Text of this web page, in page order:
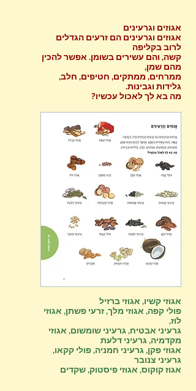
אגוזים וגרעינים
אגוזים וגרעינים הם זרעים הגדלים
לרוב בקליפה
קשה, והם עשירים בשומן. אפשר להכין
מהם שמן,
ממרחים, ממתקים, חטיפים, חלב,
גלידות וגבינות.
מה בא לך לאכול עכשיו?
אגוזי קשיו, אגוזי ברזיל
פולי קפה, אגוזי מלך, זרעי פשתן, אגוזי
לוז,
גרעיני אבטיח, גרעיני שומשום, אגוזי
מקדמיה, גרעיני דלעת
אגוזי פקן, גרעיני חמניה, פולי קקאו,
גרעיני צנובר
אגוז קוקוס, אגוזי פיסטוק, שקדים